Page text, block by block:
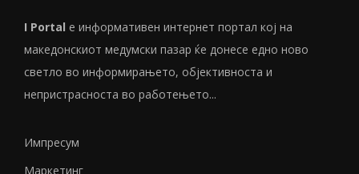
I Portal е информативен интернет портал кој на
македонскиот медумски пазар ќе донесе едно ново
светло во информирањето, објективноста и
непристрасноста во работењето...
Импресум
Маркетинг